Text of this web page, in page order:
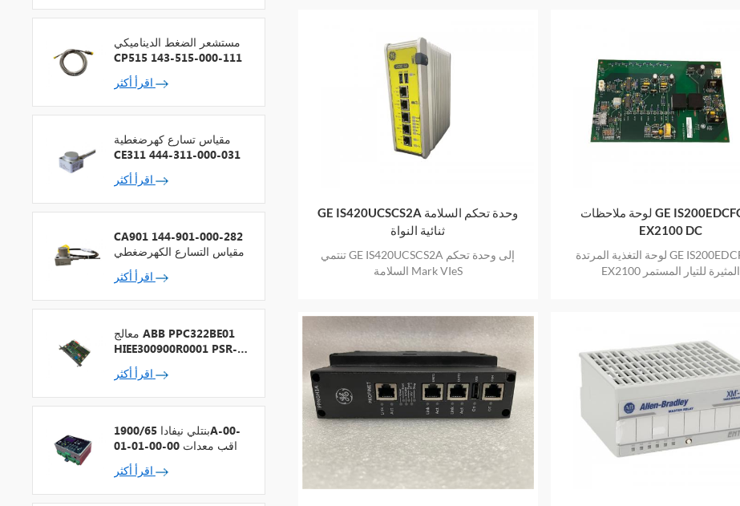
GE IS420UCSCS2A وحدة تحكم السلامة
ثنائية النواة
تنتمي GE IS420UCSCS2A إلى وحدة تحكم
السلامة Mark VIeS
لوحة ملاحظات GE IS200EDCFG1B
EX2100 DC
لوحة التغذية المرتدة GE IS200EDCFG1B
EX2100 المثيرة للتيار المستمر
مستشعر الضغط الديناميكي
CP515 143-515-000-111
مقياس تسارع كهرضغطية
CE311 444-311-000-031
CA901 144-901-000-282
مقياس التسارع الكهرضغطي
معالج ABB PPC322BE01
HIEE300900R0001 PSR-2
+ ناقل المجال
بنتلي نيفادا 1900/65A-00-
01-01-00-00 مراقب معدات
الأغراض العامة